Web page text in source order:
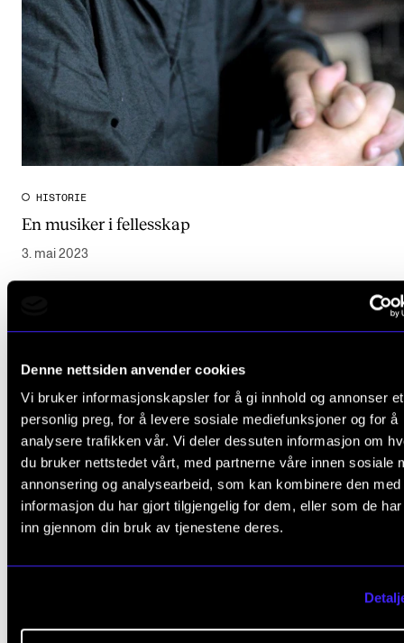
Denne nettsiden anvender cookies
Vi bruker informasjonskapsler for å gi innhold og annonser et
personlig preg, for å levere sosiale mediefunksjoner og for å
analysere trafikken vår. Vi deler dessuten informasjon om
du bruker nettstedet vårt, med partnerne våre innen sosiale
annonsering og analysearbeid, som kan kombinere den med
informasjon du har gjort tilgjengelig for dem, eller som de
inn gjennom din bruk av tjenestene deres.
HISTORIE
En musiker i fellesskap
3. mai 2023